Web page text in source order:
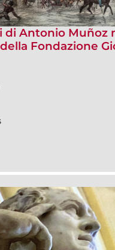
di Antonio Muñoz
Fondazione